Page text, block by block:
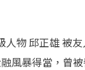
物 邱正雄 被
風暴得當，曾